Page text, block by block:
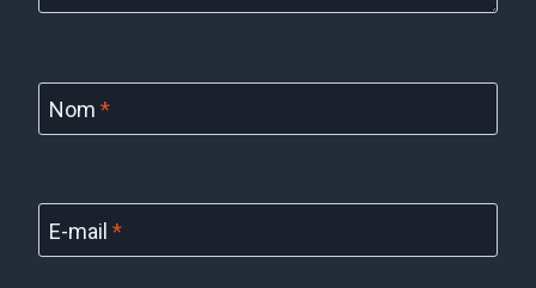
Nom *
E-mail *